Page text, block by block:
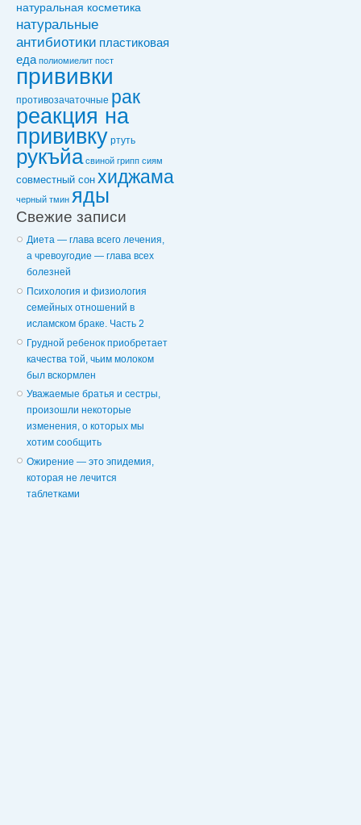
натуральная косметика
натуральные
антибиотики пластиковая
еда полиомиелит пост
прививки
противозачаточные рак
реакция на
прививку ртуть
рукъйа свиной грипп сиям
совместный сон хиджама
черный тмин яды
Свежие записи
Диета — глава всего лечения,
а чревоугодие — глава всех
болезней
Психология и физиология
семейных отношений в
исламском браке. Часть 2
Грудной ребенок приобретает
качества той, чьим молоком
был вскормлен
Уважаемые братья и сестры,
произошли некоторые
изменения, о которых мы
хотим сообщить
Ожирение — это эпидемия,
которая не лечится
таблетками